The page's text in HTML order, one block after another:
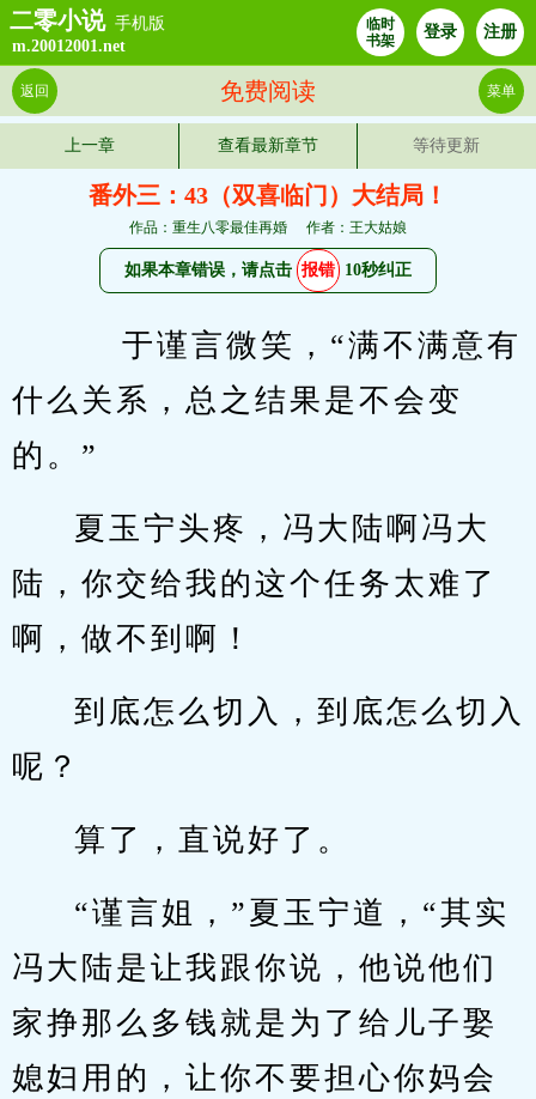
二零小说 手机版
m.20012001.net
临时
书架
登录 注册
免费阅读
返回 菜单
上一章 查看最新章节 等待更新
番外三：43（双喜临门）大结局！
作品：重生八零最佳再婚 作者：王大姑娘
如果本章错误，请点击 报错 10秒纠正
什么关系，总之结果是不会变
的。”
夏玉宁头疼，冯大陆啊冯大
陆，你交给我的这个任务太难了
啊，做不到啊！
到底怎么切入，到底怎么切入
呢？
算了，直说好了。
“谨言姐，”夏玉宁道，“其实
冯大陆是让我跟你说，他说他们
家挣那么多钱就是为了给儿子娶
媳妇用的，让你不要担心你妈会